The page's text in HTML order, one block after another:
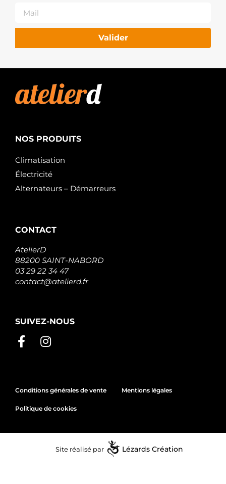
Valider
NOS PRODUITS
Climatisation
Électricité
Alternateurs – Démarreurs
CONTACT
AtelierD
88200 SAINT-NABORD
03 29 22 34 47
contact@atelierd.fr
SUIVEZ-NOUS
Conditions générales de vente Mentions légales
Politique de cookies
Site réalisé par Lézards Création